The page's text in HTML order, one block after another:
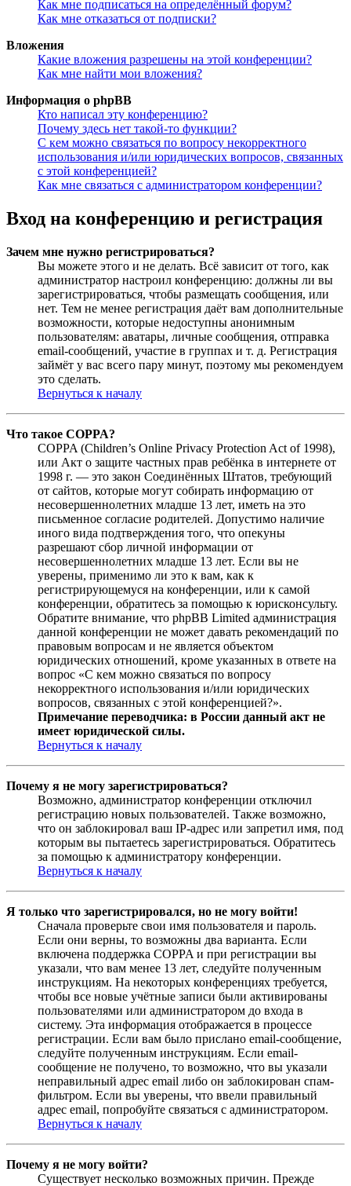
Как мне подписаться на определённый форум?
Как мне отказаться от подписки?
Вложения
Какие вложения разрешены на этой конференции?
Как мне найти мои вложения?
Информация о phpBB
Кто написал эту конференцию?
Почему здесь нет такой-то функции?
С кем можно связаться по вопросу некорректного
использования и/или юридических вопросов, связанных
с этой конференцией?
Как мне связаться с администратором конференции?
Вход на конференцию и регистрация
Зачем мне нужно регистрироваться?
Вы можете этого и не делать. Всё зависит от того, как
администратор настроил конференцию: должны ли вы
зарегистрироваться, чтобы размещать сообщения, или
нет. Тем не менее регистрация даёт вам дополнительные
возможности, которые недоступны анонимным
пользователям: аватары, личные сообщения, отправка
email-сообщений, участие в группах и т. д. Регистрация
займёт у вас всего пару минут, поэтому мы рекомендуем
это сделать.
Вернуться к началу
Что такое COPPA?
COPPA (Children’s Online Privacy Protection Act of 1998),
или Акт о защите частных прав ребёнка в интернете от
1998 г. — это закон Соединённых Штатов, требующий
от сайтов, которые могут собирать информацию от
несовершеннолетних младше 13 лет, иметь на это
письменное согласие родителей. Допустимо наличие
иного вида подтверждения того, что опекуны
разрешают сбор личной информации от
несовершеннолетних младше 13 лет. Если вы не
уверены, применимо ли это к вам, как к
регистрирующемуся на конференции, или к самой
конференции, обратитесь за помощью к юрисконсульту.
Обратите внимание, что phpBB Limited администрация
данной конференции не может давать рекомендаций по
правовым вопросам и не является объектом
юридических отношений, кроме указанных в ответе на
вопрос «С кем можно связаться по вопросу
некорректного использования и/или юридических
вопросов, связанных с этой конференцией?».
Примечание переводчика: в России данный акт не
имеет юридической силы.
Вернуться к началу
Почему я не могу зарегистрироваться?
Возможно, администратор конференции отключил
регистрацию новых пользователей. Также возможно,
что он заблокировал ваш IP-адрес или запретил имя, под
которым вы пытаетесь зарегистрироваться. Обратитесь
за помощью к администратору конференции.
Вернуться к началу
Я только что зарегистрировался, но не могу войти!
Сначала проверьте свои имя пользователя и пароль.
Если они верны, то возможны два варианта. Если
включена поддержка COPPA и при регистрации вы
указали, что вам менее 13 лет, следуйте полученным
инструкциям. На некоторых конференциях требуется,
чтобы все новые учётные записи были активированы
пользователями или администратором до входа в
систему. Эта информация отображается в процессе
регистрации. Если вам было прислано email-сообщение,
следуйте полученным инструкциям. Если email-
сообщение не получено, то возможно, что вы указали
неправильный адрес email либо он заблокирован спам-
фильтром. Если вы уверены, что ввели правильный
адрес email, попробуйте связаться с администратором.
Вернуться к началу
Почему я не могу войти?
Существует несколько возможных причин. Прежде